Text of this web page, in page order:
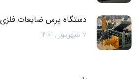
دستگاه پرس ضایعات
7 شهریور , 1401